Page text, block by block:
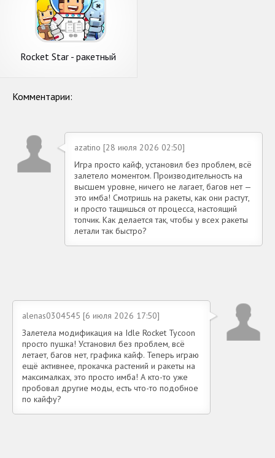
Rocket Star - ракетный
Комментарии:
azatino [28 июля 2026 02:50]
Игра просто кайф, установил без проблем, всё
залетело моментом. Производительность на
высшем уровне, ничего не лагает, багов нет —
это имба! Смотришь на ракеты, как они растут,
и просто тащишься от процесса, настоящий
топчик. Как делается так, чтобы у всех ракеты
летали так быстро?
alenas0304545 [6 июля 2026 17:50]
Залетела модификация на Idle Rocket Tycoon
просто пушка! Установил без проблем, всё
летает, багов нет, графика кайф. Теперь играю
ещё активнее, прокачка растений и ракеты на
максималках, это просто имба! А кто-то уже
пробовал другие моды, есть что-то подобное
по кайфу?